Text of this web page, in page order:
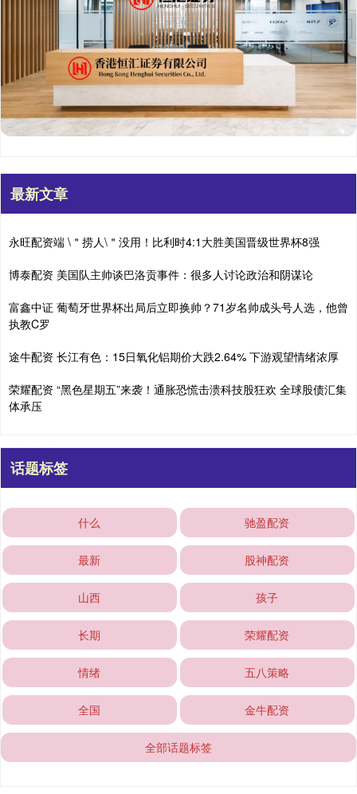
最新文章
永旺配资端 \＂捞人\＂没用！比利时4:1大胜美国晋级世界杯8强
博泰配资 美国队主帅谈巴洛贡事件：很多人讨论政治和阴谋论
富鑫中证 葡萄牙世界杯出局后立即换帅？71岁名帅成头号人选，他曾
执教C罗
途牛配资 长江有色：15日氧化铝期价大跌2.64% 下游观望情绪浓厚
荣耀配资 “黑色星期五”来袭！通胀恐慌击溃科技股狂欢 全球股债汇集
体承压
话题标签
什么 驰盈配资
最新 股神配资
山西 孩子
长期 荣耀配资
情绪 五八策略
全国 金牛配资
全部话题标签